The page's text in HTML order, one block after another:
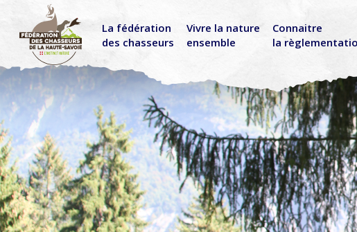
La fédération
des chasseurs
Vivre la nature
ensemble
Connaitre
la